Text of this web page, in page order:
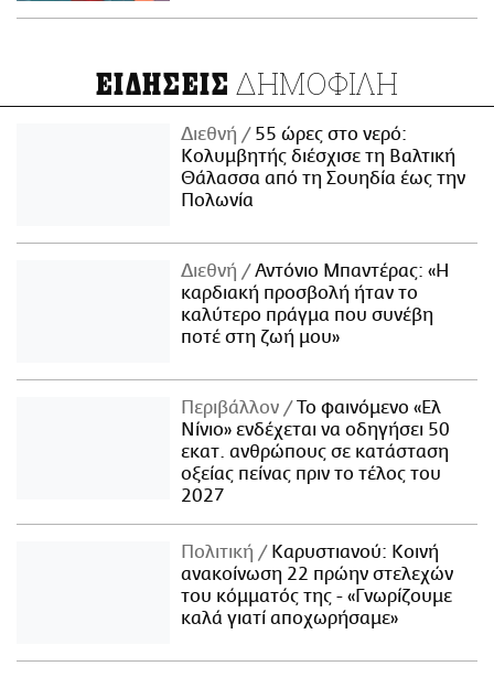
ΕΙΔΗΣΕΙΣ ΔΗΜΟΦΙΛΗ
Διεθνή
55 ώρες στο νερό:
Κολυμβητής διέσχισε τη Βαλτική
Θάλασσα από τη Σουηδία έως την
Πολωνία
Διεθνή
Αντόνιο Μπαντέρας: «Η
καρδιακή προσβολή ήταν το
καλύτερο πράγμα που συνέβη
ποτέ στη ζωή μου»
Περιβάλλον
Το φαινόμενο «Ελ
Νίνιο» ενδέχεται να οδηγήσει 50
εκατ. ανθρώπους σε κατάσταση
οξείας πείνας πριν το τέλος του
2027
Πολιτική
Καρυστιανού: Κοινή
ανακοίνωση 22 πρώην στελεχών
του κόμματός της - «Γνωρίζουμε
καλά γιατί αποχωρήσαμε»